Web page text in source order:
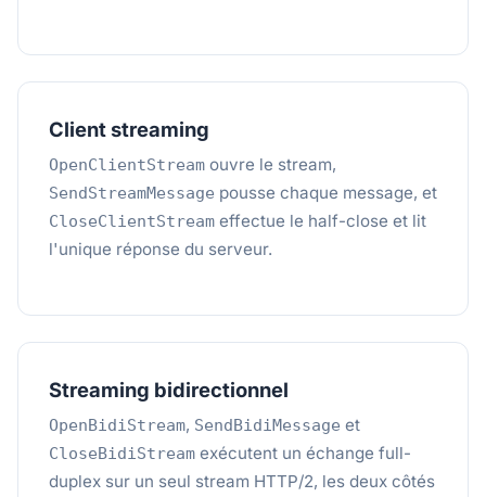
Client streaming
OpenClientStream ouvre le stream,
SendStreamMessage pousse chaque message, et
CloseClientStream effectue le half-close et lit
l'unique réponse du serveur.
Streaming bidirectionnel
OpenBidiStream, SendBidiMessage et
CloseBidiStream exécutent un échange full-
duplex sur un seul stream HTTP/2, les deux côtés